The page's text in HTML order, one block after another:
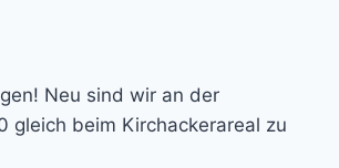
Neu sind wir an der
gleich beim Kirchackerareal zu